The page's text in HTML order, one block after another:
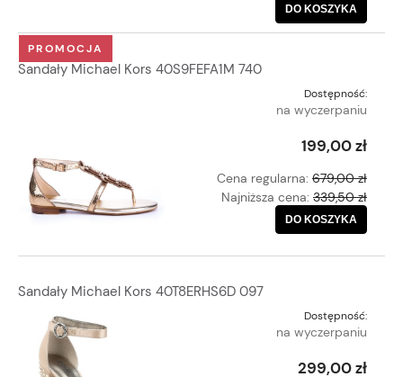
DO KOSZYKA
Sandały Michael Kors 40S9FEFA1M 740
Dostępność:
na wyczerpaniu
199,00 zł
Cena regularna: 679,00 zł
Najniższa cena: 339,50 zł
DO KOSZYKA
PROMOCJA
Sandały Michael Kors 40T8ERHS6D 097
Dostępność:
na wyczerpaniu
299,00 zł